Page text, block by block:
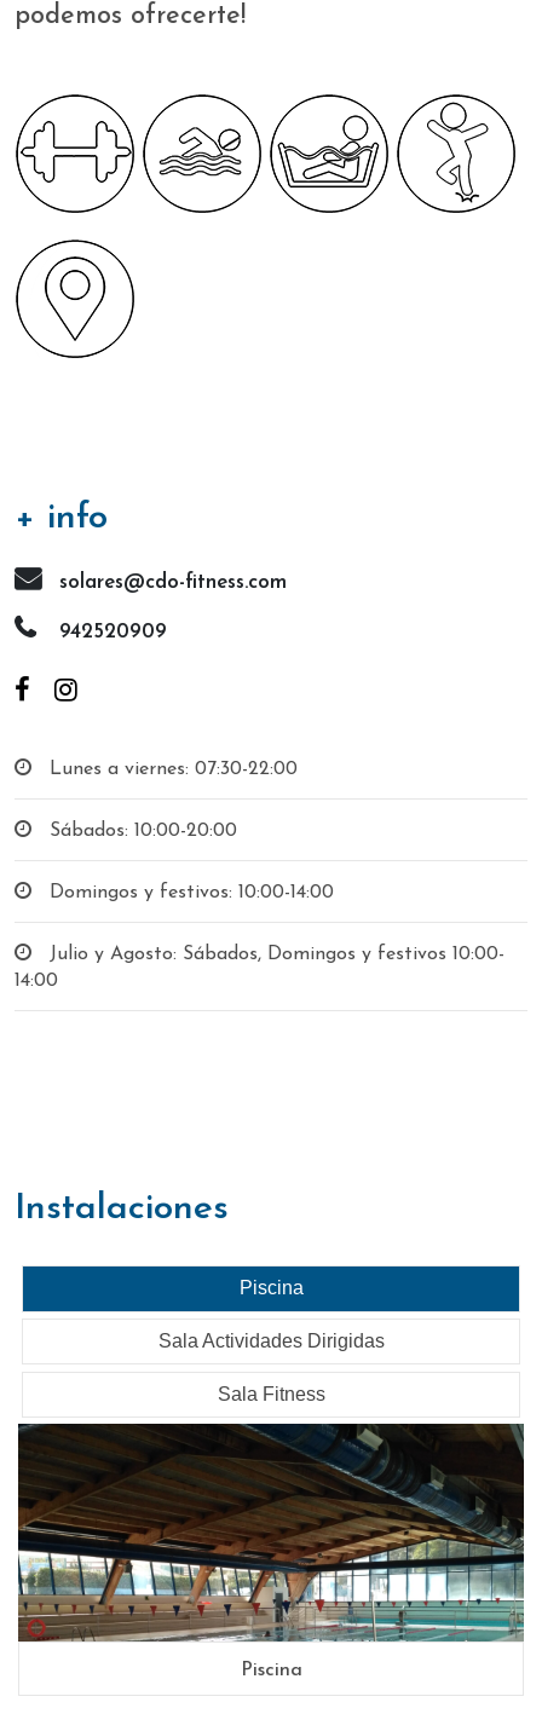
podemos ofrecerte!
+ info
solares@cdo-fitness.com
942520909
Lunes a viernes: 07:30-22:00
Sábados: 10:00-20:00
Domingos y festivos: 10:00-14:00
Julio y Agosto: Sábados, Domingos y festivos 10:00-
14:00
instalaciones
Piscina
Sala Actividades Dirigidas
Sala Fitness
Piscina